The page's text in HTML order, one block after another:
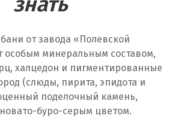
от завода «Полевской
особым минеральным составом,
халцедон и пигментированные
(слюды, пирита, эпидота и
поделочный камень,
буро-серым цветом.